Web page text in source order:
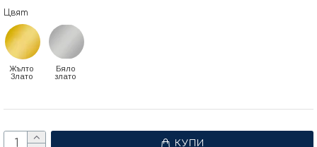
Цвят
Жълто
Злато
Бяло
злато
КУПИ